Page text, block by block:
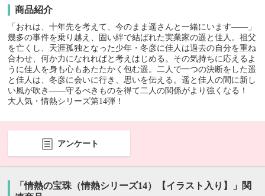
商品紹介
「おれは、十年先を考えて、今のまま遥さんと一緒にいます――」
幾多の事件を乗り越え、固い絆で結ばれた実業家の遥と佳人。祖父
を亡くし、天涯孤独となった少年・冬彦に佳人は過去の自分を重ね
合わせ、何か力になれればと考えはじめる。その気持ちに応えるよ
うに佳人を身も心もあたたかく包む遥。二人で一つの決断をした遥
と佳人は、冬彦に会いに行き、思いを伝える。遥と佳人の間に新し
い風が吹き――守るべきものを得て二人の関係がより強くなる！
大人気・情熱シリーズ第14弾！
アンケート
「情熱の宝珠（情熱シリーズ14）【イラスト入り】」関